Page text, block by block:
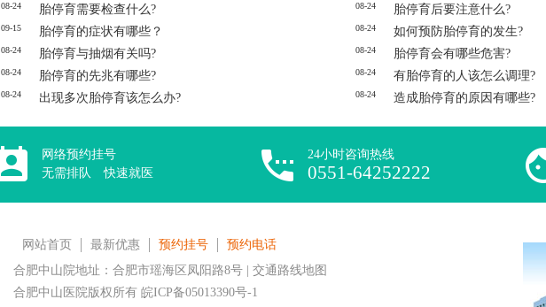
08-24
09-15
08-24
08-24
08-24
08-24
胎停育需要检查什么?
08-24
胎停育的症状有哪些？
08-24
胎停育与抽烟有关吗?
08-24
胎停育的先兆有哪些?
08-24
出现多次胎停育该怎么办?
胎停育后要注意什么?
如何预防胎停育的发生?
胎停育会有哪些危害?
有胎停育的人该怎么调理?
造成胎停育的原因有哪些?
网络预约挂号
无需排队 快速就医
24小时咨询热线
0551-64252222
网站首页 最新优惠 预约挂号
预约电话
合肥中山院地址：合肥市瑶海区凤阳路8号 | 交通路线地图
合肥中山医院版权所有 皖ICP备05013390号-1